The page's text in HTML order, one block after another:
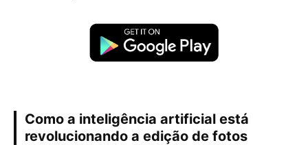
Como a inteligência artificial está
revolucionando a edição de fotos